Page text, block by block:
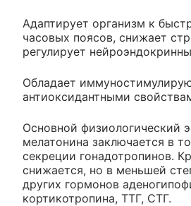
Адаптирует организм к
часовых поясов, снижает
регулирует
Обладает
антиоксидантными
Основной физиологический
мелатонина заключается в
секреции гонадотропинов.
снижается, но в меньшей
других гормонов
кортикотропина, ТТГ, СТГ.